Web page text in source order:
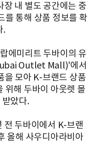
장 내 별도 공간에는 중
를 통해 상품 정보를 확
.
에미리트 두바이의 유
Outlet Mall)'에서
을 모아 K-브랜드 상품
위해 두바이 아웃렛 몰
받았다.
전 두바이에서 K-브랜
올해 사우디아라비아